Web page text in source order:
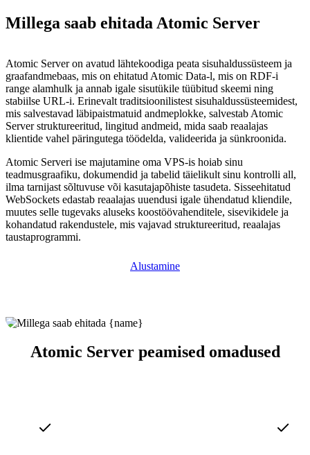
Millega saab ehitada Atomic Server
Atomic Server on avatud lähtekoodiga peata sisuhaldussüsteem ja
graafandmebaas, mis on ehitatud Atomic Data-l, mis on RDF-i
range alamhulk ja annab igale sisutükile tüübitud skeemi ning
stabiilse URL-i. Erinevalt traditsioonilistest sisuhaldussüsteemidest,
mis salvestavad läbipaistmatuid andmeplokke, salvestab Atomic
Server struktureeritud, lingitud andmeid, mida saab reaalajas
klientide vahel päringutega töödelda, valideerida ja sünkroonida.
Atomic Serveri ise majutamine oma VPS-is hoiab sinu
teadmusgraafiku, dokumendid ja tabelid täielikult sinu kontrolli all,
ilma tarnijast sõltuvuse või kasutajapõhiste tasudeta. Sisseehitatud
WebSockets edastab reaalajas uuendusi igale ühendatud kliendile,
muutes selle tugevaks aluseks koostöövahenditele, sisevikidele ja
kohandatud rakendustele, mis vajavad struktureeritud, reaalajas
taustaprogrammi.
Alustamine
Atomic Server peamised omadused